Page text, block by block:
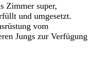
Zimmer super,
und umgesetzt.
vom
Jungs zur Verfügung